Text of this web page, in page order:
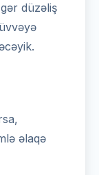
düzəliş
əlaqə